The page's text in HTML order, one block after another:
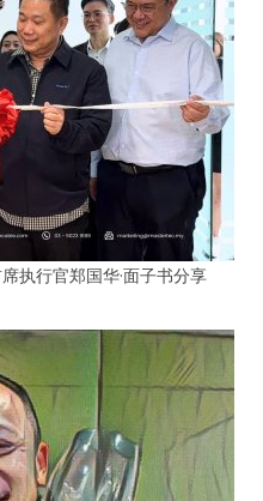
执行官郑国华·面子书分享